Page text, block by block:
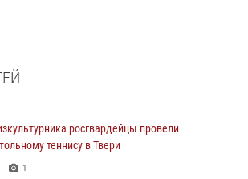
росгвардейцы провели
теннису в Твери
1